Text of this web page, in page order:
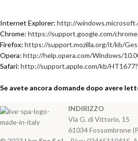
Internet Explorer: http://
Chrome: https://support.google.com/
Firefox: https://support.mozilla.org/it/kb/
Opera: http://help.opera.com/Windows/
Safari: http://support.apple.com/kb/
Se avete ancora domande dopo avere
INDIRIZZO
Via G. di Vittorio, 15
61034 Fossombrone